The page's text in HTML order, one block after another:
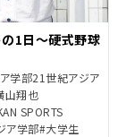
の1日～硬式野球
学部21世紀アジア
翔也
SPORTS
ア学部#大学生